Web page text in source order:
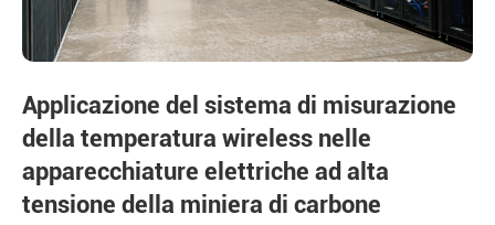
Applicazione del sistema di misurazione
della temperatura wireless nelle
apparecchiature elettriche ad alta
tensione della miniera di carbone